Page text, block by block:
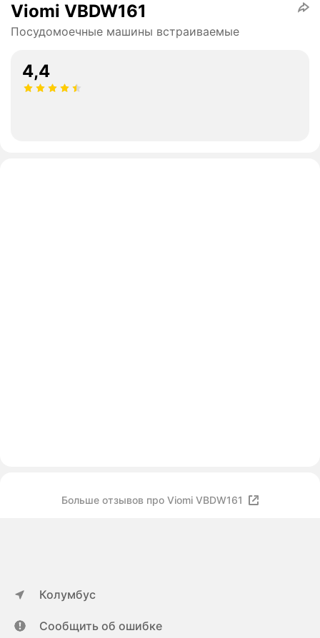
Viomi VBDW161
Посудомоечные машины встраиваемые
4,4
Больше отзывов про Viomi VBDW161
Колумбус
Сообщить об ошибке